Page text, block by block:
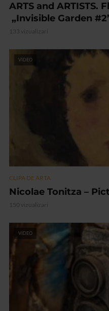
ARTS and ARTISTS.
„Invisible Garden
133 vizualizari
VIDEO
CLIPA DE ARTA
Nicolae Tonitza –
150 vizualizari
VIDEO